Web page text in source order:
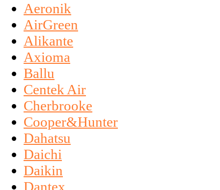
Aeronik
AirGreen
Alikante
Axioma
Ballu
Centek Air
Cherbrooke
Cooper&Hunter
Dahatsu
Daichi
Daikin
Dantex